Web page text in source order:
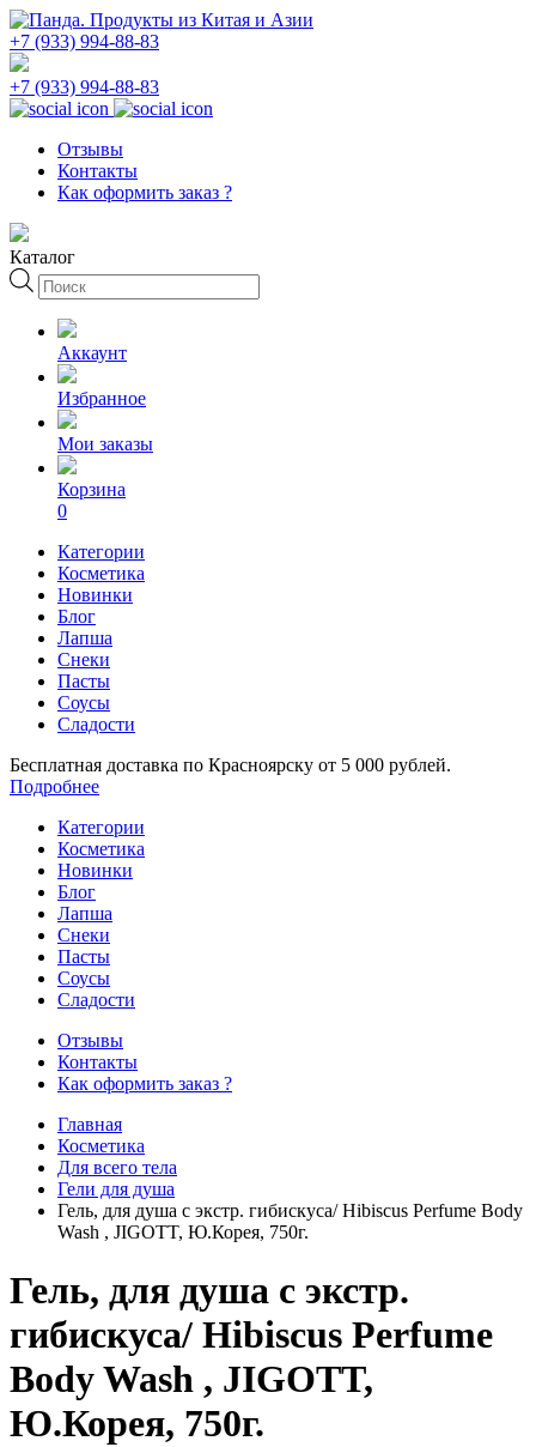
+7 (933) 994-88-83
+7 (933) 994-88-83
Отзывы
Контакты
Как оформить заказ ?
Каталог
Поиск
товаров
Аккаунт
Избранное
Мои заказы
Корзина
0
Категории
Косметика
Новинки
Блог
Лапша
Снеки
Пасты
Соусы
Сладости
Бесплатная доставка по Красноярску от 5 000 рублей.
Подробнее
Категории
Косметика
Новинки
Блог
Лапша
Снеки
Пасты
Соусы
Сладости
Отзывы
Контакты
Как оформить заказ ?
Главная
Косметика
Для всего тела
Гели для душа
Гель, для душа с экстр. гибискуса/ Hibiscus Perfume Body
Wash , JIGOTT, Ю.Корея, 750г.
Гель, для душа с экстр.
гибискуса/ Hibiscus Perfume
Body Wash , JIGOTT,
Ю.Корея, 750г.